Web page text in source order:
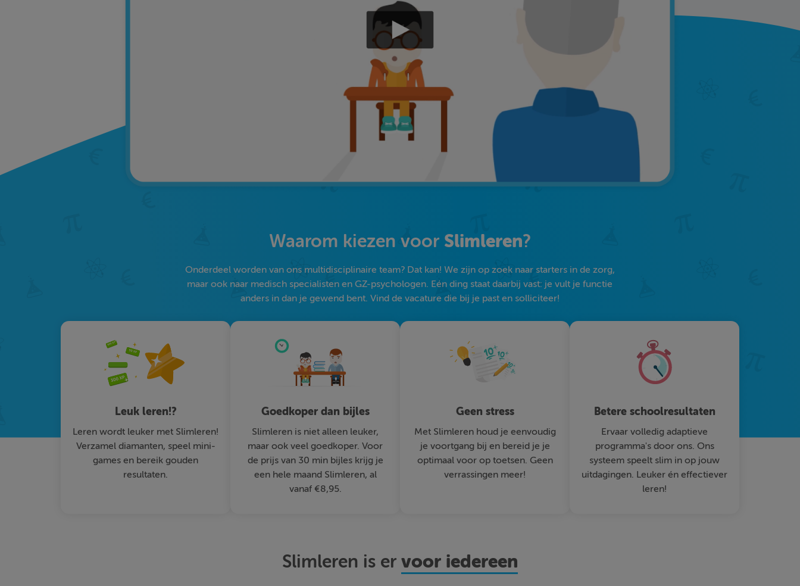
Waarom kiezen voor Slimleren?
Onderdeel worden van ons multidisciplinaire team? Dat kan! We zijn op zoek naar starters in de zorg,
maar ook naar medisch specialisten en GZ-psychologen. Eén ding staat daarbij vast: je vult je functie
anders in dan je gewend bent. Vind de vacature die bij je past en solliciteer!
Leuk leren!?
Leren wordt leuker met Slimleren!
Verzamel diamanten, speel mini-
games en bereik gouden
resultaten.
Goedkoper dan bijles
Slimleren is niet alleen leuker,
maar ook veel goedkoper. Voor
de prijs van 30 min bijles krijg je
een hele maand Slimleren, al
vanaf €8,95.
Geen stress
Met Slimleren houd je eenvoudig
je voortgang bij en bereid je je
optimaal voor op toetsen. Geen
verrassingen meer!
Betere schoolresultaten
Ervaar volledig adaptieve
programma's door ons. Ons
systeem speelt slim in op jouw
uitdagingen. Leuker én effectiever
leren!
Slimleren is er voor iedereen